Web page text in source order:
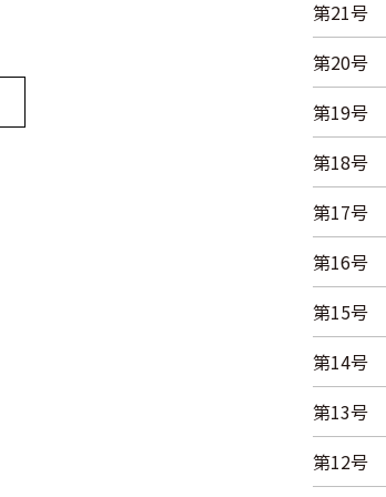
第21号
第20号
第19号
第18号
第17号
第16号
第15号
第14号
第13号
第12号